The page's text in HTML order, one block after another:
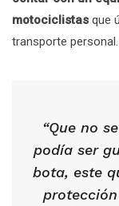
motociclistas que
transporte personal.
“Que no
podía ser
bota, este